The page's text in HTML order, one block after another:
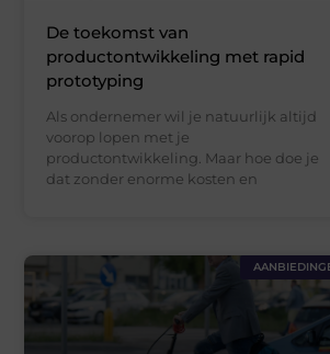
De toekomst van
productontwikkeling met rapid
prototyping
Als ondernemer wil je natuurlijk altijd
voorop lopen met je
productontwikkeling. Maar hoe doe je
dat zonder enorme kosten en